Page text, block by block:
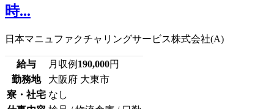
時...
日本マニュファクチャリングサービス株式会社(A)
給与 月収例 190,000円
勤務地
大阪府 大東市
寮・社宅 なし